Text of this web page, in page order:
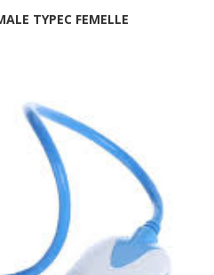
TYPEC FEMELLE